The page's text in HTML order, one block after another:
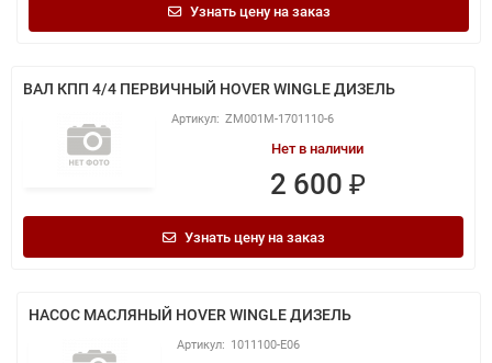
Узнать цену на заказ
ВАЛ КПП 4/4 ПЕРВИЧНЫЙ HOVER WINGLE ДИЗЕЛЬ
ZM001M-1701110-6
Нет в наличии
2 600 ₽
Узнать цену на заказ
НАСОС МАСЛЯНЫЙ HOVER WINGLE ДИЗЕЛЬ
1011100-E06